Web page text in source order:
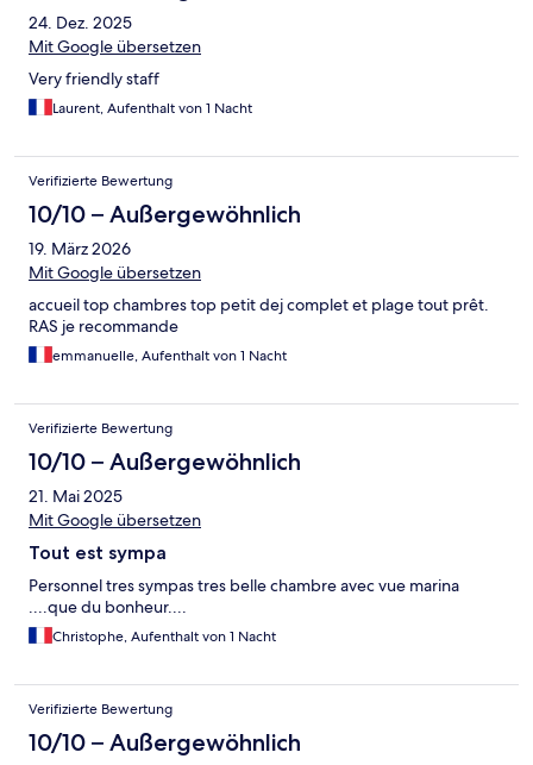
24. Dez. 2025
Mit Google übersetzen
Very friendly staff
Laurent, Aufenthalt von 1 Nacht
Verifizierte Bewertung
10/10 – Außergewöhnlich
19. März 2026
Mit Google übersetzen
accueil top chambres top petit dej complet et plage tout prêt.
RAS je recommande
emmanuelle, Aufenthalt von 1 Nacht
Verifizierte Bewertung
10/10 – Außergewöhnlich
21. Mai 2025
Mit Google übersetzen
Tout est sympa
Personnel tres sympas tres belle chambre avec vue marina
....que du bonheur....
Christophe, Aufenthalt von 1 Nacht
Verifizierte Bewertung
10/10 – Außergewöhnlich